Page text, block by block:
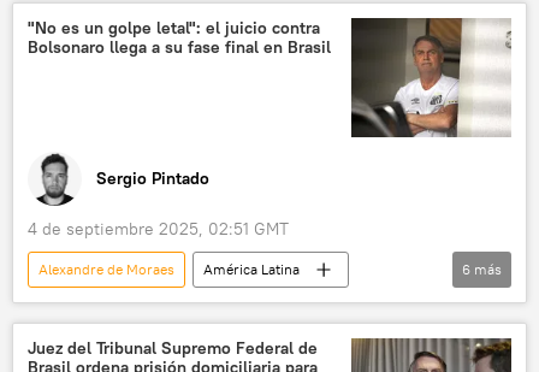
Supremo Tribunal Federal
"No es un golpe letal": el juicio contra
Bolsonaro llega a su fase final en Brasil
Sergio Pintado
4 de septiembre 2025, 02:51 GMT
Alexandre de Moraes
América Latina
Brasil
Jair Bolsonaro
Michelle Bolsonaro
política
6 más
Juez del Tribunal Supremo Federal de
Brasil ordena prisión domiciliaria para